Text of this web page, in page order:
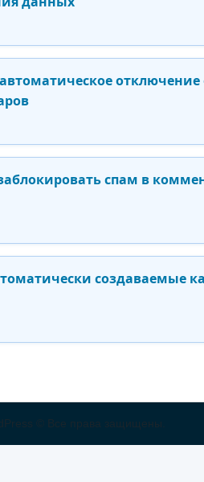
спам в
создаваемые
© Все права защищены.